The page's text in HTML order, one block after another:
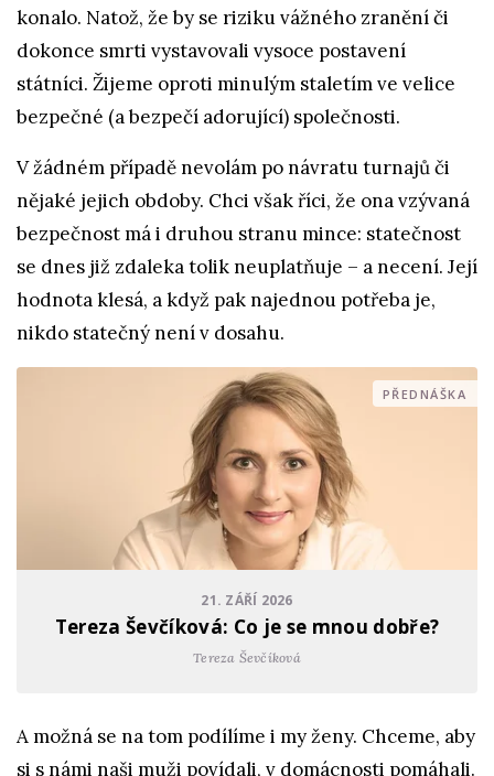
konalo. Natož, že by se riziku vážného zranění či
dokonce smrti vystavovali vysoce postavení
státníci. Žijeme oproti minulým staletím ve velice
bezpečné (a bezpečí adorující) společnosti.
V žádném případě nevolám po návratu turnajů či
nějaké jejich obdoby. Chci však říci, že ona vzývaná
bezpečnost má i druhou stranu mince: statečnost
se dnes již zdaleka tolik neuplatňuje – a necení. Její
hodnota klesá, a když pak najednou potřeba je,
nikdo statečný není v dosahu.
PŘEDNÁŠKA
21. ZÁŘÍ 2026
Tereza Ševčíková: Co je se mnou dobře?
Tereza Ševčíková
A možná se na tom podílíme i my ženy. Chceme, aby
si s námi naši muži povídali, v domácnosti pomáhali.